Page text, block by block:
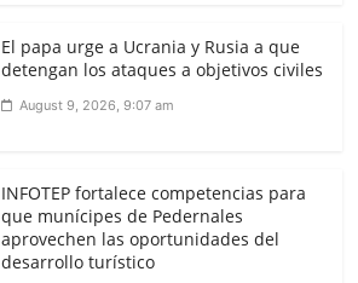
El papa urge a Ucrania y Rusia a que
detengan los ataques a objetivos civiles
August 9, 2026, 9:07 am
INFOTEP fortalece competencias para
que munícipes de Pedernales
aprovechen las oportunidades del
desarrollo turístico